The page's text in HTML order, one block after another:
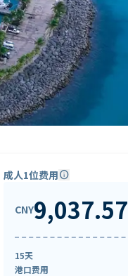
成人1位费用info
CNY9,037.57
15天
港口费用